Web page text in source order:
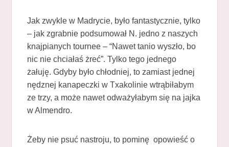
Jak zwykle w Madrycie, było fantastycznie, tylko
– jak zgrabnie podsumował N. jedno z naszych
knajpianych tournee – “Nawet tanio wyszło, bo
nic nie chciałaś żreć”. Tylko tego jednego
żałuję. Gdyby było chłodniej, to zamiast jednej
nędznej kanapeczki w Txakolinie wtrąbiłabym
ze trzy, a może nawet odważyłabym się na jajka
w Almendro.
Żeby nie psuć nastroju, to pominę opowieść o